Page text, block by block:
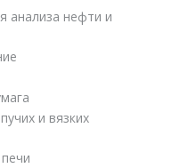
анализа нефти и
и вязких